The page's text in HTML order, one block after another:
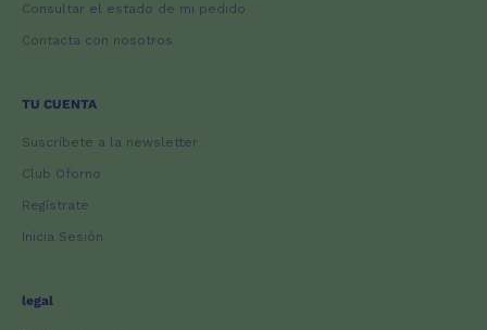
Consultar el estado de mi pedido
Contacta con nosotros
TU CUENTA
Suscríbete a la newsletter
Club Oforno
Regístrate
Inicia Sesión
legal